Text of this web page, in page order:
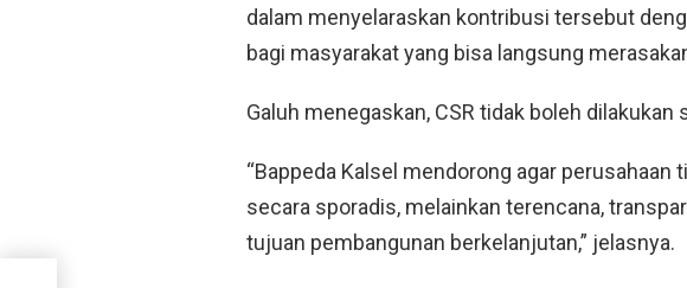
dalam menyelaraskan kontribusi tersebut
bagi masyarakat yang bisa langsung
Galuh menegaskan, CSR tidak boleh
“Bappeda Kalsel mendorong agar perusahaan
secara sporadis, melainkan terencana,
tujuan pembangunan berkelanjutan,” jelasnya.